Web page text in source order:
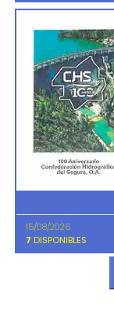
15/08/2026
7 DISPONIBLES